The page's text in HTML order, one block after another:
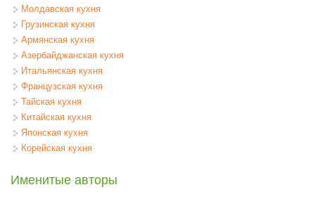
Молдавская кухня
Грузинская кухня
Армянская кухня
Азербайджанская кухня
Итальянская кухня
Французская кухня
Тайская кухня
Китайская кухня
Японская кухня
Корейская кухня
Именитые авторы